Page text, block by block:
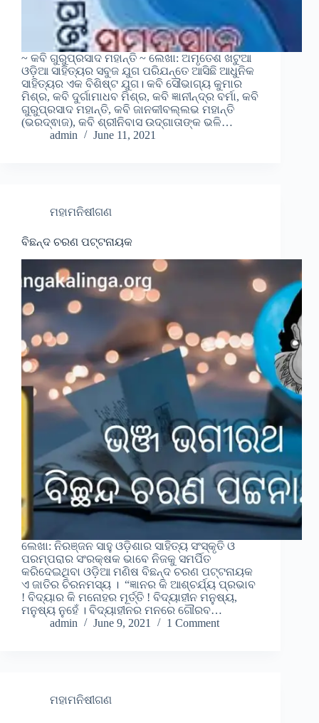
~ କବି ଗୁରୁପ୍ରସାଦ ମହାନ୍ତି ~ ଲେଖା: ଅମୃତେଶ ଖଟୁଆ
ଓଡ଼ିଆ ସାହିତ୍ୟର ସବୁଜ ଯୁଗ ପରିଯନ୍ତେ ଆସିଛି ଆଧୁନିକ
ସାହିତ୍ୟର ଏକ ବିଶିଷ୍ଟ ଯୁଗ। କବି ସୌଭାଗ୍ୟ କୁମାର
ମିଶ୍ର, କବି ଦୁର୍ଗାମାଧବ ମିଶ୍ର, କବି ଜ୍ଞାନୀନ୍ଦ୍ର ବର୍ମା, କବି
ଗୁରୁପ୍ରସାଦ ମହାନ୍ତି, କବି ଜାନକୀବଲ୍ଲଭ ମହାନ୍ତି
(ଭରଦ୍ଵାଜ), କବି ଶ୍ରୀନିବାସ ଉଦ୍ଗାତାଙ୍କ ଭଳି…
admin
June 11, 2021
ମହାମନିଷୀଗଣ
ବିଛନ୍ଦ ଚରଣ ପଟ୍ଟନାୟକ
ଲେଖା: ନିରଞ୍ଜନ ସାହୁ ଓଡ଼ିଶାର ସାହିତ୍ୟ ସଂସ୍କୃତି ଓ
ପରମ୍ପରାର ସଂରକ୍ଷକ ଭାବେ ନିଜକୁ ସମର୍ପିତ
କରିଦେଇଥିବା ଓଡ଼ିଆ ମଣିଷ ବିଛନ୍ଦ ଚରଣ ପଟ୍ଟନାୟକ
ଏ ଜାତିର ଚିରନମସ୍ୟ । “ଜ୍ଞାନର କି ଆଶ୍ଚର୍ଯ୍ୟ ପ୍ରଭାବ
! ବିଦ୍ୟାର କି ମନୋହର ମୂର୍ତ୍ତି ! ବିଦ୍ୟାହୀନ ମନୁଷ୍ୟ,
ମନୁଷ୍ୟ ନୁହେଁ । ବିଦ୍ୟାହୀନର ମନରେ ଗୌରବ…
admin
June 9, 2021 1 Comment
ମହାମନିଷୀଗଣ